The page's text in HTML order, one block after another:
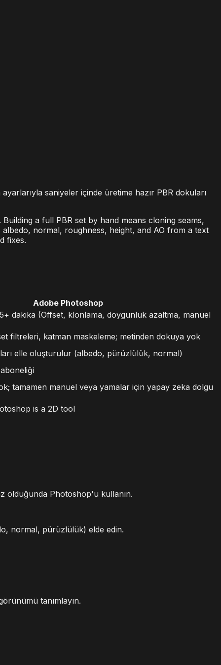
saniyeler içinde üretime hazır PBR dokuları
a full PBR set by hand means cloning seams,
normal, roughness, height, and AO from a text
fixes.
Adobe Photoshop
dakika (Offset, klonlama, doygunluk azaltma, manuel
filtreleri, katman maskeleme; metinden dokuya yok
elle oluşturulur (albedo, pürüzlülük, normal)
tamamen manuel veya yamalar için yapay zeka dolgu
is a 2D tool
olduğunda Photoshop'u kullanın.
normal, pürüzlülük) elde edin.
tanımlayın.